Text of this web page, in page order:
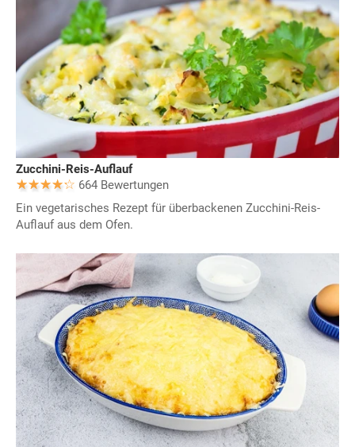
Zucchini-Reis-Auflauf
664 Bewertungen
Ein vegetarisches Rezept für überbackenen Zucchini-Reis-
Auflauf aus dem Ofen.